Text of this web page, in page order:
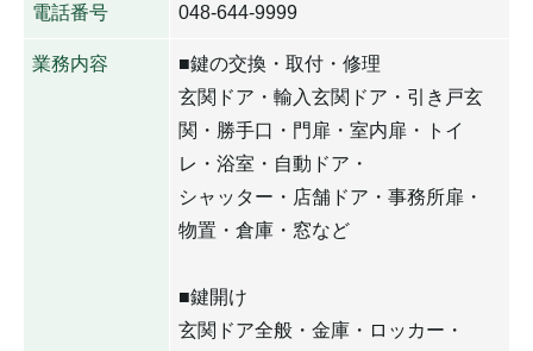
電話番号 048-644-9999
業務内容
■鍵の交換・取付・修理
玄関ドア・輸入玄関ドア・引き戸玄
関・勝手口・門扉・室内扉・トイ
レ・浴室・自動ドア・
シャッター・店舗ドア・事務所扉・
物置・倉庫・窓など
■鍵開け
玄関ドア全般・金庫・ロッカー・